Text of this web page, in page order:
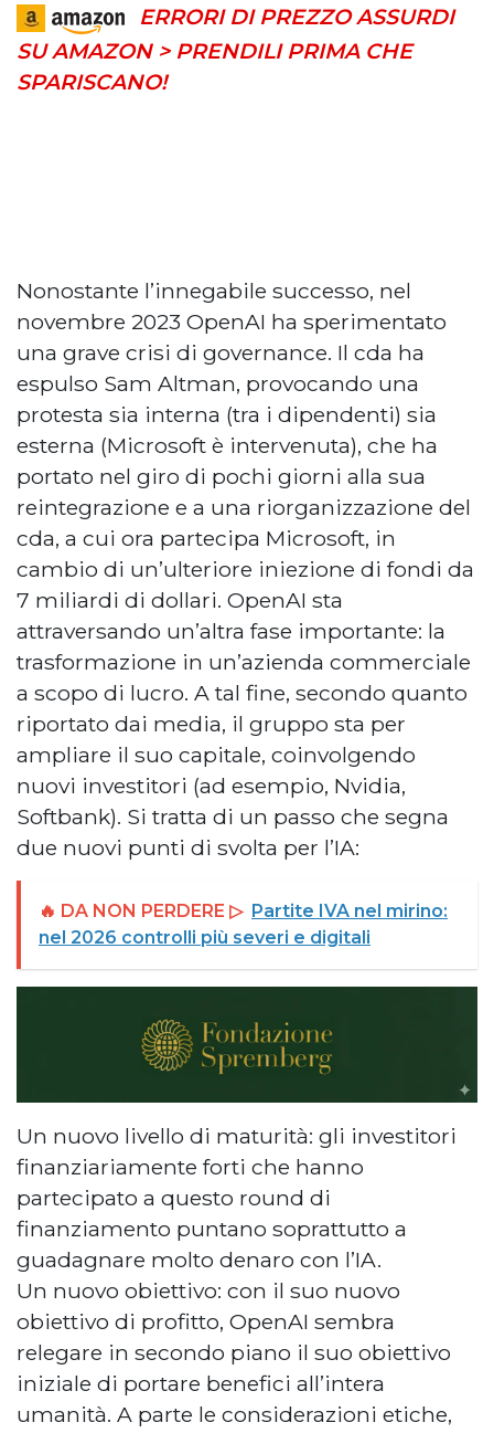
ERRORI DI PREZZO ASSURDI
SU AMAZON > PRENDILI PRIMA CHE
SPARISCANO!
Nonostante l’innegabile successo, nel
novembre 2023 OpenAI ha sperimentato
una grave crisi di governance. Il cda ha
espulso Sam Altman, provocando una
protesta sia interna (tra i dipendenti) sia
esterna (Microsoft è intervenuta), che ha
portato nel giro di pochi giorni alla sua
reintegrazione e a una riorganizzazione del
cda, a cui ora partecipa Microsoft, in
cambio di un’ulteriore iniezione di fondi da
7 miliardi di dollari. OpenAI sta
attraversando un’altra fase importante: la
trasformazione in un’azienda commerciale
a scopo di lucro. A tal fine, secondo quanto
riportato dai media, il gruppo sta per
ampliare il suo capitale, coinvolgendo
nuovi investitori (ad esempio, Nvidia,
Softbank). Si tratta di un passo che segna
due nuovi punti di svolta per l’IA:
🔥 DA NON PERDERE ▷ Partite IVA nel mirino:
nel 2026 controlli più severi e digitali
Un nuovo livello di maturità: gli investitori
finanziariamente forti che hanno
partecipato a questo round di
finanziamento puntano soprattutto a
guadagnare molto denaro con l’IA.
Un nuovo obiettivo: con il suo nuovo
obiettivo di profitto, OpenAI sembra
relegare in secondo piano il suo obiettivo
iniziale di portare benefici all’intera
umanità. A parte le considerazioni etiche,